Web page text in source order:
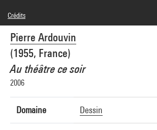
Pierre Ardouvin
(1955, France)
Au théâtre ce soir
2006
Domaine Dessin
Crédits
© Adagp, Paris
Crédit photographique : André Morin/Dist. GrandPalaisRmn
Réf. image : 4L01546
Diffusion image :GrandPalaisRmnPhoto